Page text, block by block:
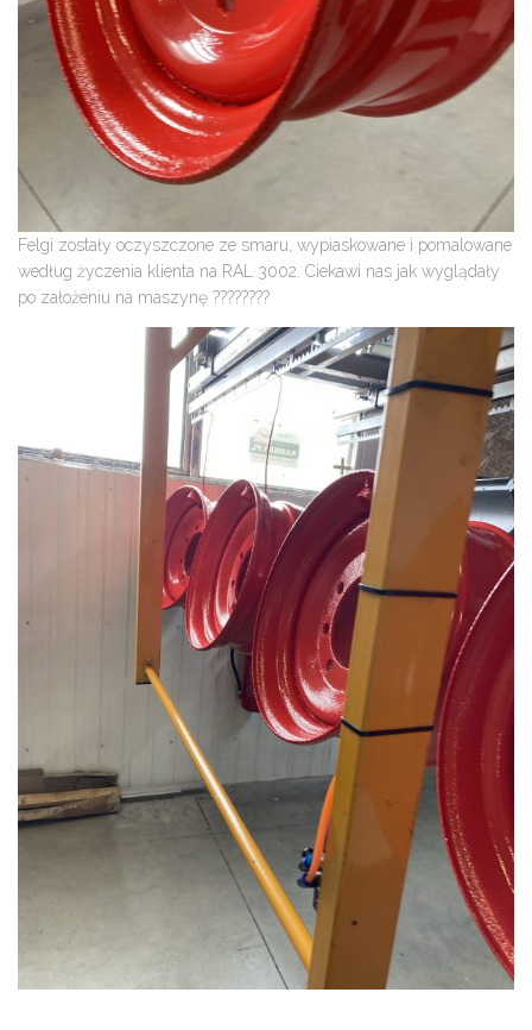
Felgi zostały oczyszczone ze smaru, wypiaskowane i pomalowane
według życzenia klienta na RAL 3002. Ciekawi nas jak wyglądały
po założeniu na maszynę ????????